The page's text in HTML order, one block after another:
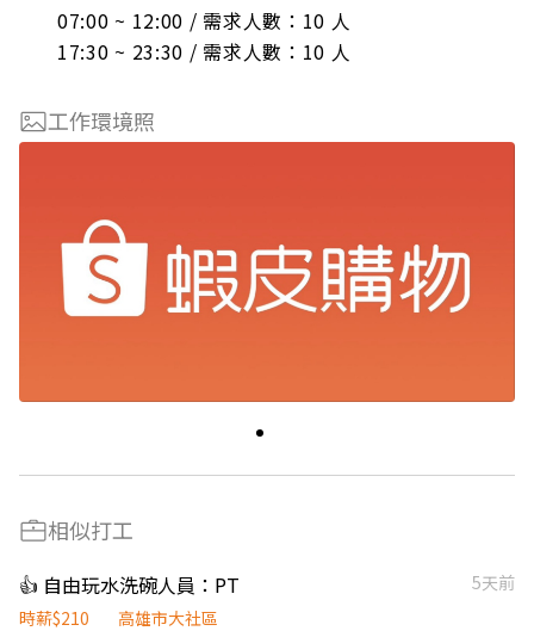
07:00 ~ 12:00 / 需求人數：10 人
17:30 ~ 23:30 / 需求人數：10 人
工作環境照
相似打工
👍 自由玩水洗碗人員：PT
5天前
時薪$210
高雄市大社區